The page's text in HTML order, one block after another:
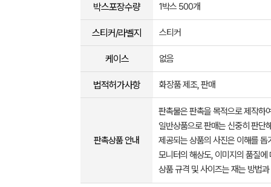
박스포장수량 1박스 500개
스티커/라벨지 스티커
케이스 없음
법적허가사항 화장품 제조, 판매
판촉상품 안내
판촉물은 판촉을 목적으로 제작하
일반상품으로 판매는 신중히 판단
제공되는 상품의 사진은 이해를
모니터의 해상도, 이미지의 품질
상품 규격 및 사이즈는 재는 방법